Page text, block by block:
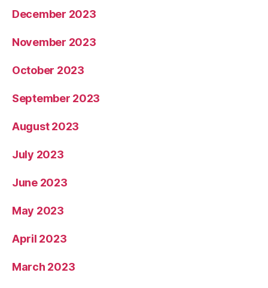
December 2023
November 2023
October 2023
September 2023
August 2023
July 2023
June 2023
May 2023
April 2023
March 2023